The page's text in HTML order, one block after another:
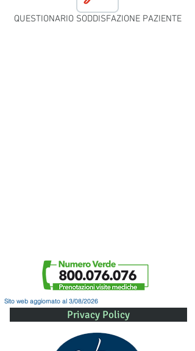
QUESTIONARIO SODDISFAZIONE PAZIENTE
Sito web aggiornato al 3/08/2026
Privacy Policy